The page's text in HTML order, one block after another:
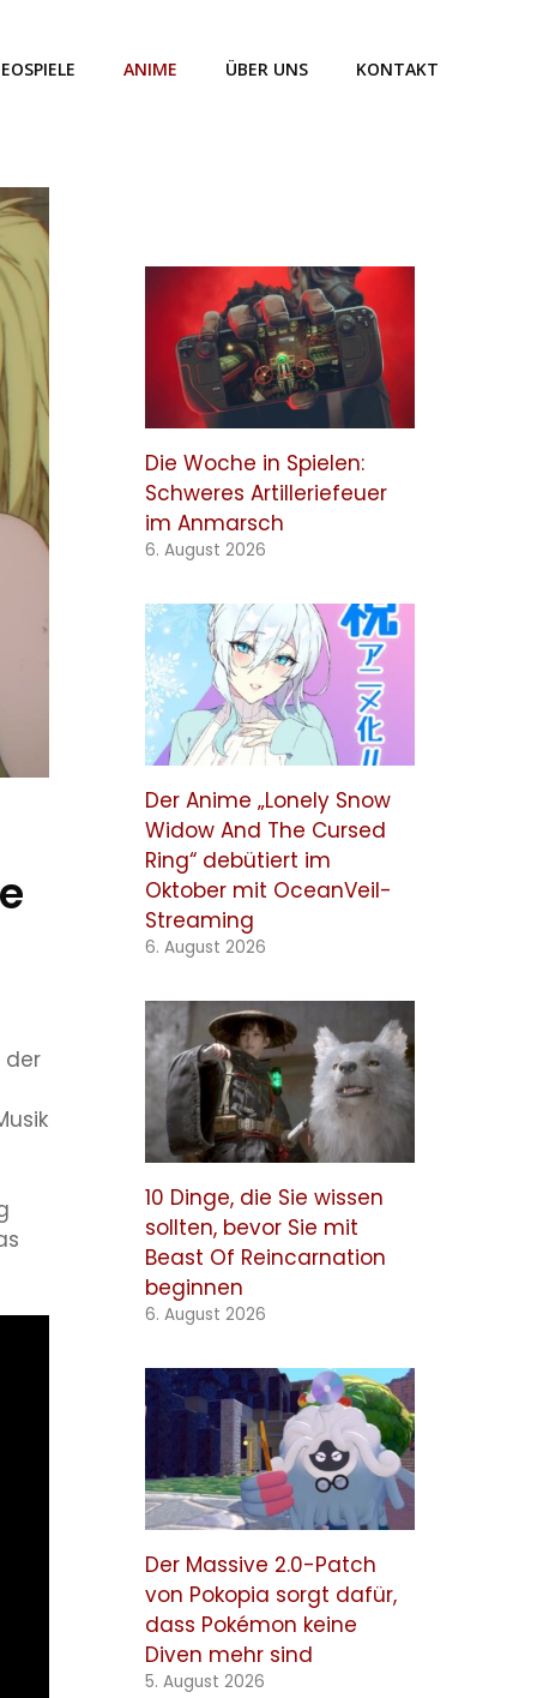
ANIME ÜBER UNS KONTAKT
der
Die Woche in Spielen:
Schweres Artilleriefeuer
im Anmarsch
6. August 2026
Der Anime „Lonely Snow
Widow And The Cursed
Ring“ debütiert im
Oktober mit OceanVeil-
Streaming
6. August 2026
10 Dinge, die Sie wissen
sollten, bevor Sie mit
Beast Of Reincarnation
beginnen
6. August 2026
Der Massive 2.0-Patch
von Pokopia sorgt dafür,
dass Pokémon keine
Diven mehr sind
5. August 2026